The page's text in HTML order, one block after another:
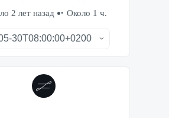
2 лет назад Около 1 ч.